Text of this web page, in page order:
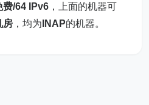
费/64 IPv6 ，上面的机器可
房 ，均为 INAP的机器。